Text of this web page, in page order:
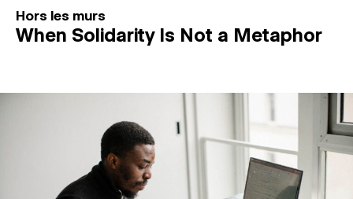
Hors les murs
When Solidarity Is Not a Metaphor